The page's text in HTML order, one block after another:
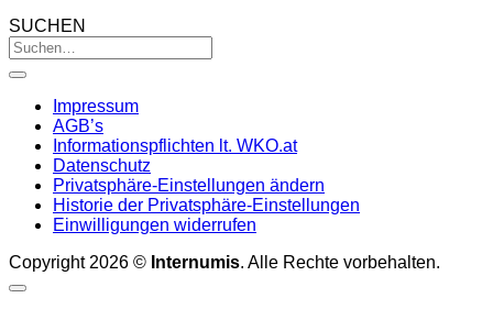
SUCHEN
Impressum
AGB’s
Informationspflichten lt. WKO.at
Datenschutz
Privatsphäre-Einstellungen ändern
Historie der Privatsphäre-Einstellungen
Einwilligungen widerrufen
Copyright 2026 © Internumis. Alle Rechte vorbehalten.